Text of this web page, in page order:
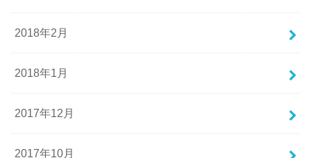
2018年2月
2018年1月
2017年12月
2017年10月